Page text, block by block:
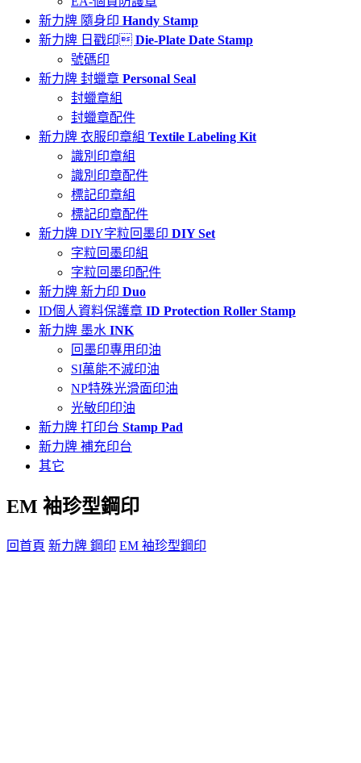
新力牌 隨身印 Handy Stamp
新力牌 日戳印 Die-Plate Date Stamp
號碼印
新力牌 封蠟章 Personal Seal
封蠟章組
封蠟章配件
新力牌 衣服印章組 Textile Labeling Kit
識別印章組
識別印章配件
標記印章組
標記印章配件
新力牌 DIY字粒回墨印 DIY Set
字粒回墨印組
字粒回墨印配件
新力牌 新力印 Duo
ID個人資料保護章 ID Protection Roller Stamp
新力牌 墨水 INK
回墨印專用印油
SI萬能不滅印油
NP特殊光滑面印油
光敏印印油
新力牌 打印台 Stamp Pad
新力牌 補充印台
其它
EM 袖珍型鋼印
回首頁 新力牌 鋼印 EM 袖珍型鋼印